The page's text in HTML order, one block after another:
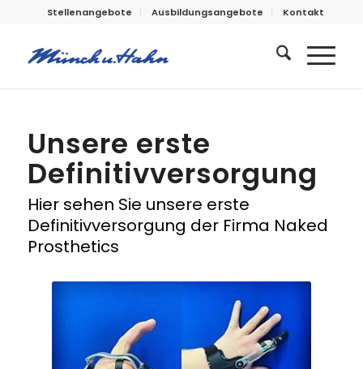
Stellenangebote Ausbildungsangebote Kontakt
Unsere erste
Definitivversorgung
Hier sehen Sie unsere erste
Definitivversorgung der Firma Naked
Prosthetics